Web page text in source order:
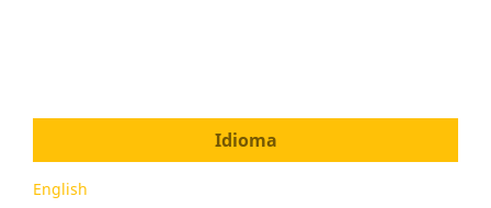
Idioma
English